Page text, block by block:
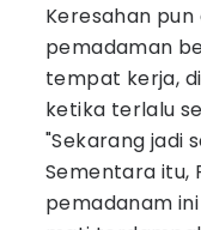
Keresahan
pemadaman
tempat kerja,
ketika terlalu
"Sekarang jadi
Sementara itu,
pemadanam